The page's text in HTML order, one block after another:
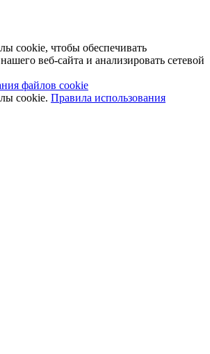
cookie, чтобы обеспечивать
веб-сайта и анализировать сетевой
файлов cookie
cookie. Правила использования